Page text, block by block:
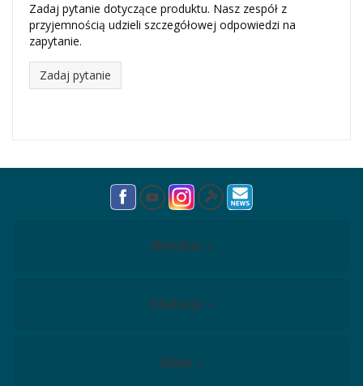
Zadaj pytanie dotyczące produktu. Nasz zespół z
przyjemnością udzieli szczegółowej odpowiedzi na
zapytanie.
Zadaj pytanie
Meridian
Edukacja
Sklep